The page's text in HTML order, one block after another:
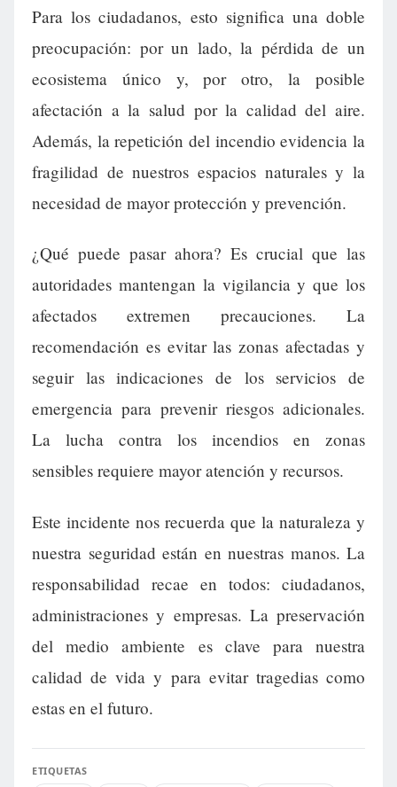
Para los ciudadanos, esto significa una doble
preocupación: por un lado, la pérdida de un
ecosistema único y, por otro, la posible
afectación a la salud por la calidad del aire.
Además, la repetición del incendio evidencia la
fragilidad de nuestros espacios naturales y la
necesidad de mayor protección y prevención.
¿Qué puede pasar ahora? Es crucial que las
autoridades mantengan la vigilancia y que los
afectados extremen precauciones. La
recomendación es evitar las zonas afectadas y
seguir las indicaciones de los servicios de
emergencia para prevenir riesgos adicionales.
La lucha contra los incendios en zonas
sensibles requiere mayor atención y recursos.
Este incidente nos recuerda que la naturaleza y
nuestra seguridad están en nuestras manos. La
responsabilidad recae en todos: ciudadanos,
administraciones y empresas. La preservación
del medio ambiente es clave para nuestra
calidad de vida y para evitar tragedias como
estas en el futuro.
ETIQUETAS